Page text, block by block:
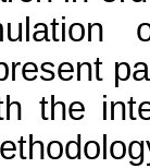
the